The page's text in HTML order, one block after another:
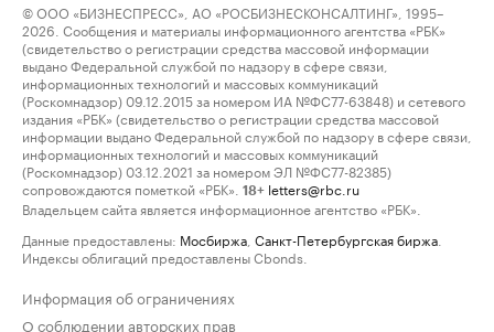
© ООО «БИЗНЕСПРЕСС», АО «РОСБИЗНЕСКОНСАЛТИНГ», 1995–
2026. Сообщения и материалы информационного агентства «РБК»
(свидетельство о регистрации средства массовой информации
выдано Федеральной службой по надзору в сфере связи,
информационных технологий и массовых коммуникаций
(Роскомнадзор) 09.12.2015 за номером ИА №ФС77-63848) и сетевого
издания «РБК» (свидетельство о регистрации средства массовой
информации выдано Федеральной службой по надзору в сфере связи,
информационных технологий и массовых коммуникаций
(Роскомнадзор) 03.12.2021 за номером ЭЛ №ФС77-82385)
сопровождаются пометкой «РБК».
18+ letters@rbc.ru
Владельцем сайта является информационное агентство «РБК».
Данные предоставлены: Мосбиржа Санкт-Петербургская биржа
Индексы облигаций предоставлены Cbonds.
Информация об ограничениях
О соблюдении авторских прав